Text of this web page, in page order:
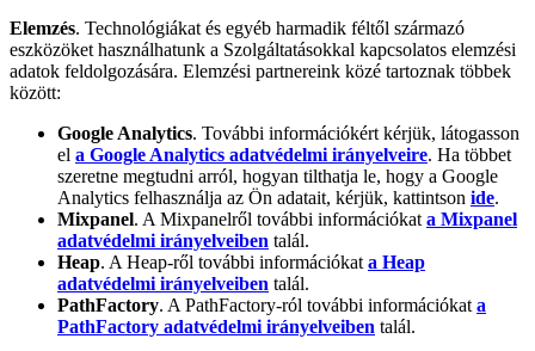
Elemzés. Technológiákat és egyéb harmadik féltől származó
eszközöket használhatunk a Szolgáltatásokkal kapcsolatos elemzési
adatok feldolgozására. Elemzési partnereink közé tartoznak többek
között:
Google Analytics. További információkért kérjük, látogasson
el a Google Analytics adatvédelmi irányelveire. Ha többet
szeretne megtudni arról, hogyan tilthatja le, hogy a Google
Analytics felhasználja az Ön adatait, kérjük, kattintson ide.
Mixpanel. A Mixpanelről további információkat a Mixpanel
adatvédelmi irányelveiben talál.
Heap. A Heap-ről további információkat a Heap
adatvédelmi irányelveiben talál.
PathFactory. A PathFactory-ról további információkat a
PathFactory adatvédelmi irányelveiben talál.